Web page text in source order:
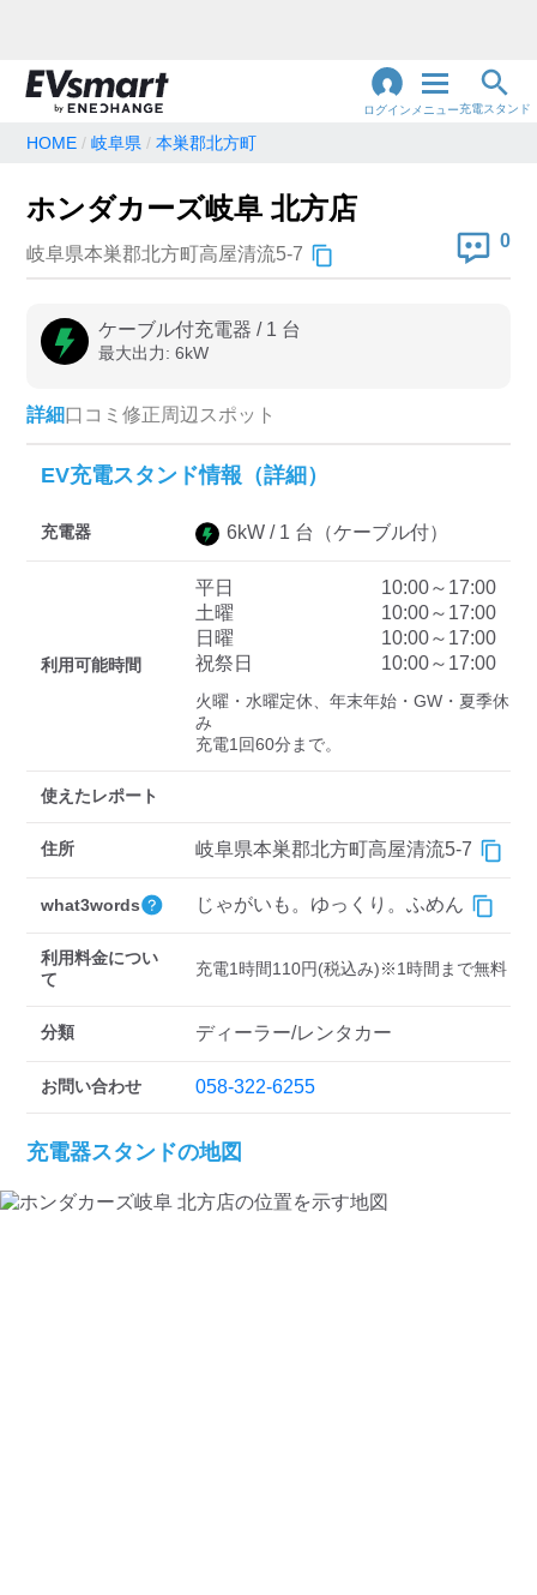
ログイン メニュー充電スタンド
地名・観光スポット・住所で検索
充電器の種類
急速充電器のみ表示
高速道路上のみ表示
認証システム
EV充電エネチェンジ e-Mobility Power
三菱ディーラーを表示
日産ディーラーを表示
トヨタディーラーを表
充電器の出力
すべて 中速-20kW-以上 急速-44kW-以上
検索する
HOME 岐阜県 本巣郡北方町
ホンダカーズ岐阜 北方店
岐阜県本巣郡北方町高屋清流5-7
0
ケーブル付充電器 / 1 台
最大出力: 6kW
詳細口コミ 修正周辺スポット
EV充電スタンド情報（詳細）
充電器 6kW / 1 台 （ケーブル付）
利用可能時間
平日
10:00～17:00
土曜
10:00～17:00
日曜
10:00～17:00
祝祭日
10:00～17:00
火曜・水曜定休、年末年始・GW・夏季休
み
充電1回60分まで。
使えたレポート
住所 岐阜県本巣郡北方町高屋清流5-7
what3words じゃがいも。ゆっくり。ふめん
利用料金につい
て
充電1時間110円(税込み)※1時間まで無料
分類 ディーラー/レンタカー
お問い合わせ 058-322-6255
充電器スタンドの地図